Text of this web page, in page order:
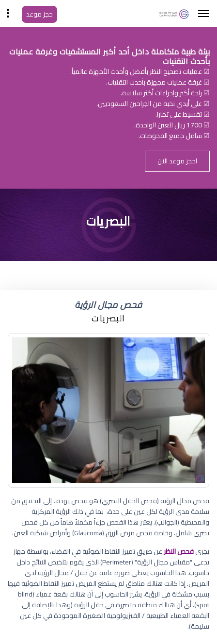
حجز موعد
بيئة طبية متكاملة داخل أحد أكبر المستشفيات وغرفة عمليات
بأحدث التقنيات
☑ عمليات تصحيح النظر بأفضل وأحدث الأجهزة عالمياً.
☑ غرفة عمليات مجهزة بأحدث التقنيات.
☑ راحة أكبر وإجراءات أكثر سلاسة.
☑ على أيدي نخبة من الجراحين السعوديين.
☑ تقسيط على تمارا.
☑ 1700 ريال للعين الواحدة.
☑ شامل جميع الفحوصات.
احجز موعد الان
البصريات
فحص مجال الرؤية
البصريات
فحص مجال الرؤية (فحص الحقل البصري) هو فحص يهدف إلى التحقق من
سلامة مدى الرؤية لكل عين على حدة، بما في ذلك الرؤية المركزية
والمحيطية (الجوانب). يعتبر هذا الفحص جزءاً مكملاً هاماً من كل فحص
بصري شامل، وخاصة فحص مرض الزرق (Glaucoma) وأمراض شبكية العين.
يجرىفحص النظرعن طريق تمييز النقاط الضوئية في الفضاء، بواسطة جهاز
يدعى "مقياس مجال الرؤية" (Perimeter) الذي يقوم بتلخيص النتائج داخل
حاسوب. هذا الحاسوب يعطي صورة عامة عن حقل / مجال الرؤية لدى
المريض. إذا كانت هنالك مناطق لم يستطع المريض تمييز النقاط الضوئية فيها
بسبب مشكلة في الرؤية، يشير الحاسوب إلى أن هنالك بقعة عمياء (blind
spot)، أي أن هنالك منطقة متضررة في حقل الرؤية (وهذا بالإضافة إلى
البقعة العمياء الطبيعية / الفيزيولوجية الصغيرة الموجودة في كل عين
سليمة).